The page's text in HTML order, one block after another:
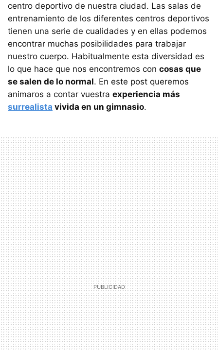
centro deportivo de nuestra ciudad. Las salas de
entrenamiento de los diferentes centros deportivos
tienen una serie de cualidades y en ellas podemos
encontrar muchas posibilidades para trabajar
nuestro cuerpo. Habitualmente esta diversidad es
lo que hace que nos encontremos con cosas que
se salen de lo normal. En este post queremos
animaros a contar vuestra experiencia más
surrealista vivida en un gimnasio.